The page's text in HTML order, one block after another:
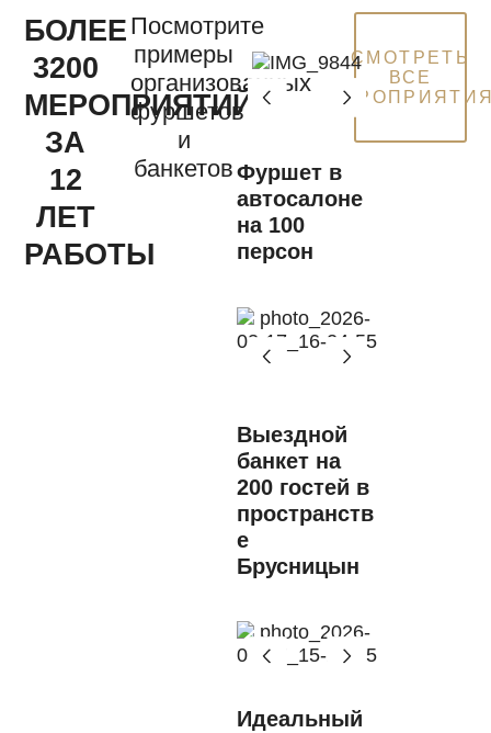
БОЛЕЕ
3200
МЕРОПРИЯТИЙ
ЗА
12
ЛЕТ
РАБОТЫ
Посмотрите
примеры
организованных
фуршетов
и
банкетовФуршет в
автосалоне
на 100
персон
Выездной
банкет на
200 гостей в
пространств
е
Брусницын
Идеальный
СМОТРЕТЬ
ВСЕ